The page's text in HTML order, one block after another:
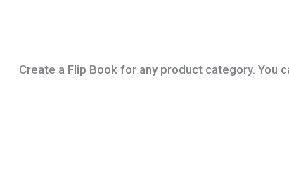
Create a Flip Book for any product category. You